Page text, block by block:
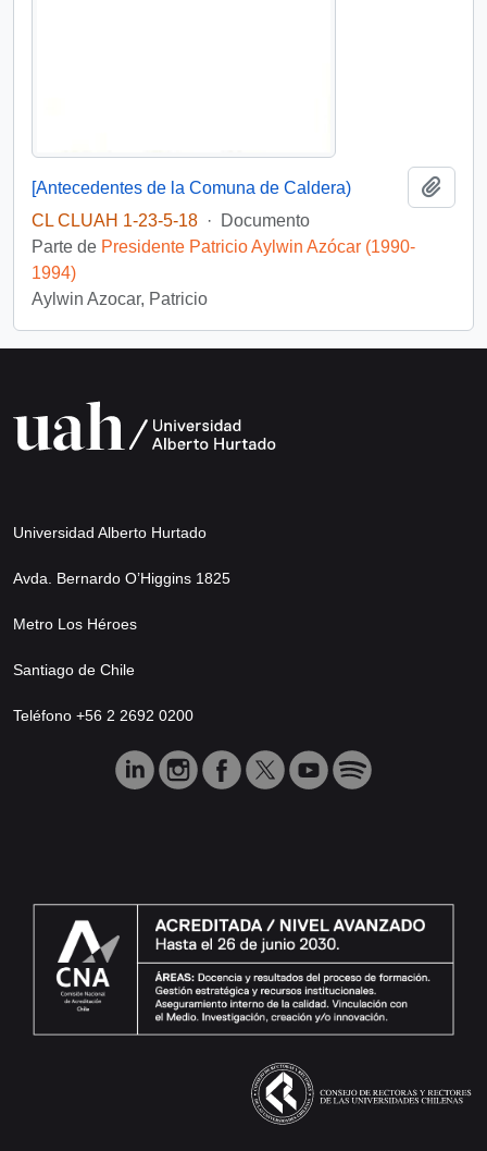
[Antecedentes de la Comuna de Caldera)
CL CLUAH 1-23-5-18 ·
Documento
Parte de Presidente Patricio Aylwin Azócar (1990-
1994)
Aylwin Azocar, Patricio
Universidad Alberto Hurtado
Avda. Bernardo O’Higgins 1825
Metro Los Héroes
Santiago de Chile
Teléfono +56 2 2692 0200